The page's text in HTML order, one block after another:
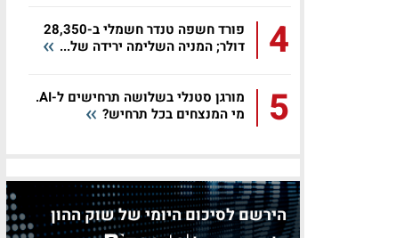
4
פורד חשפה טנדר חשמלי ב-28,350
דולר; המניה השלימה ירידה של...
5
מורגן סטנלי בשלושה תרחישים ל-AI.
מי המנצחים בכל תרחיש?
הירשם לסיכום היומי של שוק ההון